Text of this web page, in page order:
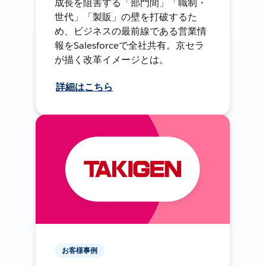
成長を阻害する「部門間」「職制・
世代」「製販」の壁を打破するた
め、ビジネスの最前線である営業情
報をSalesforceで全社共有。京セラ
が描く改革イメージとは。
詳細はこちら
お客様事例